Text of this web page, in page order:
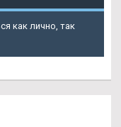
как лично, так